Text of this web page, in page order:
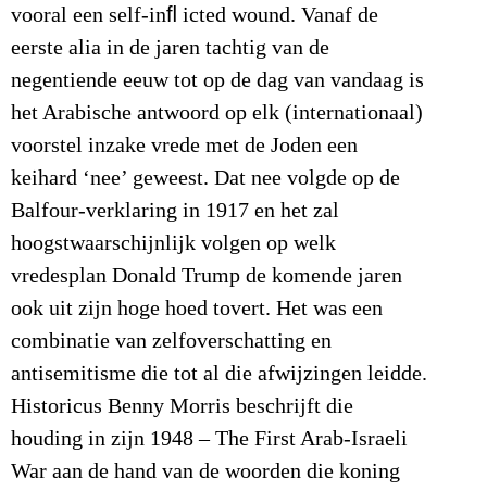
vooral een self-inﬂ icted wound. Vanaf de
eerste alia in de jaren tachtig van de
negentiende eeuw tot op de dag van vandaag is
het Arabische antwoord op elk (internationaal)
voorstel inzake vrede met de Joden een
keihard ‘nee’ geweest. Dat nee volgde op de
Balfour-verklaring in 1917 en het zal
hoogstwaarschijnlijk volgen op welk
vredesplan Donald Trump de komende jaren
ook uit zijn hoge hoed tovert. Het was een
combinatie van zelfoverschatting en
antisemitisme die tot al die afwijzingen leidde.
Historicus Benny Morris beschrijft die
houding in zijn 1948 – The First Arab-Israeli
War aan de hand van de woorden die koning